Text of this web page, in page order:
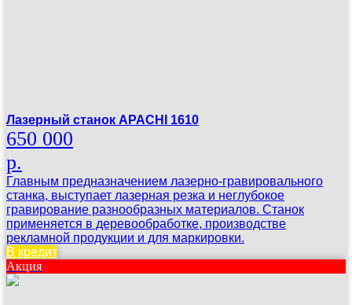
Лазерный станок APACHI 1610
650 000
р.
Главным предназначением лазерно-гравировального
станка, выступает лазерная резка и неглубокое
гравирование разнообразных материалов. Станок
применяется в деревообработке, производстве
рекламной продукции и для маркировки.
В кредит
Акция